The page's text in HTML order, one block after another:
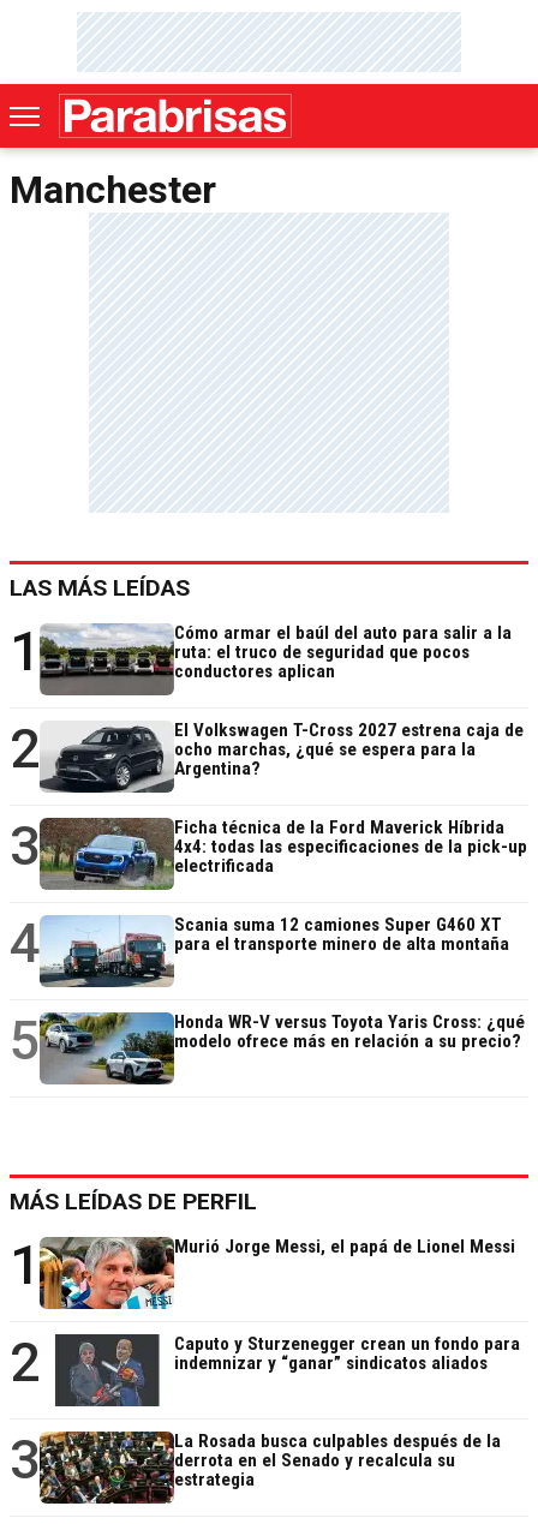
Manchester
LAS MÁS LEÍDAS
1
Cómo armar el baúl del auto para salir a la
ruta: el truco de seguridad que pocos
conductores aplican
2
El Volkswagen T-Cross 2027 estrena caja de
ocho marchas, ¿qué se espera para la
Argentina?
3
Ficha técnica de la Ford Maverick Híbrida
4x4: todas las especificaciones de la pick-up
electrificada
4
Scania suma 12 camiones Super G460 XT
para el transporte minero de alta montaña
5
Honda WR-V versus Toyota Yaris Cross: ¿qué
modelo ofrece más en relación a su precio?
MÁS LEÍDAS DE PERFIL
1 Murió Jorge Messi, el papá de Lionel Messi
2
Caputo y Sturzenegger crean un fondo para
indemnizar y “ganar” sindicatos aliados
3
La Rosada busca culpables después de la
derrota en el Senado y recalcula su
estrategia